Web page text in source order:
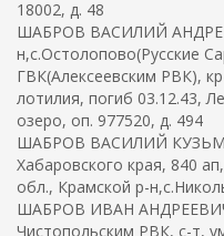
18002, д. 48
ШАБРОВ ВАСИЛИЙ
н,с.Остолопово(Русские
ГВК(Алексеевским РВК),
лотилия, погиб 03.12.43,
озеро, оп. 977520, д. 494
ШАБРОВ ВАСИЛИЙ
Хабаровского края, 840
обл., Крамской р-
ШАБРОВ ИВАН
Чистопольским РВК, с-т,